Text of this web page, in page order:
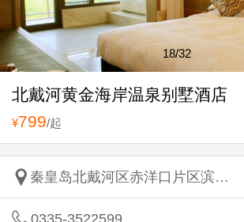
18/32
北戴河黄金海岸温泉别墅酒店
¥799/起
秦皇岛北戴河区赤洋口片区滨海新大道D4段东侧
0335-3522599